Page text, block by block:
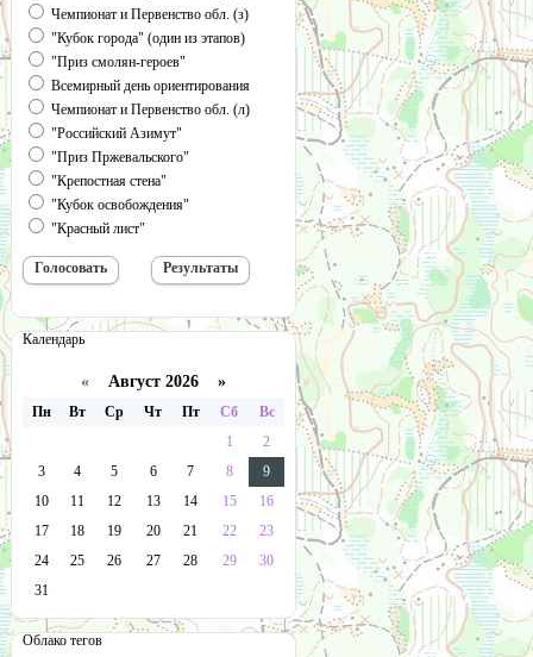
Чемпионат и Первенство обл. (з)
"Кубок города" (один из этапов)
"Приз смолян-героев"
Всемирный день ориентирования
Чемпионат и Первенство обл. (л)
"Российский Азимут"
"Приз Пржевальского"
"Крепостная стена"
"Кубок освобождения"
"Красный лист"
Календарь
« Август 2026 »
Пн Вт Ср Чт Пт Сб
Вс
1
2
3
4 5 6 7 8
9
10
11 12 13 14 15
16
17
18 19 20 21 22
23
24
25 26 27 28 29
30
31
Облако тегов